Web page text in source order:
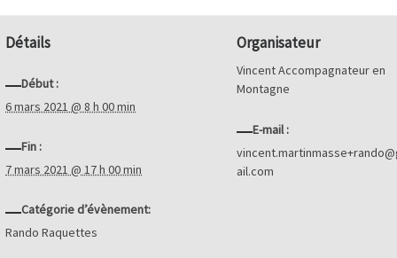
Détails
Début :
6 mars 2021 @ 8 h 00 min
Fin :
7 mars 2021 @ 17 h 00 min
Catégorie d’évènement:
Rando Raquettes
Organisateur
Vincent Accompagnateur en
Montagne
E-mail :
ail.com